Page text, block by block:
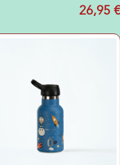
26,95 €